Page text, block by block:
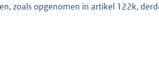
zoals opgenomen in artikel 122k,